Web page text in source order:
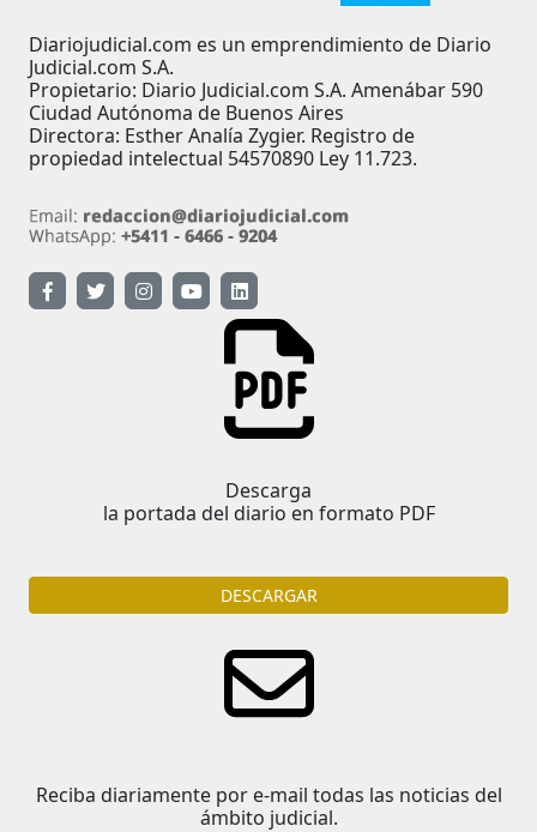
Diariojudicial.com es un emprendimiento de Diario
Judicial.com S.A.
Propietario: Diario Judicial.com S.A. Amenábar 590
Ciudad Autónoma de Buenos Aires
Directora: Esther Analía Zygier. Registro de
propiedad intelectual 54570890 Ley 11.723.
Descarga
la portada del diario en formato PDF
DESCARGAR
Reciba diariamente por e-mail todas las noticias del
ámbito judicial.